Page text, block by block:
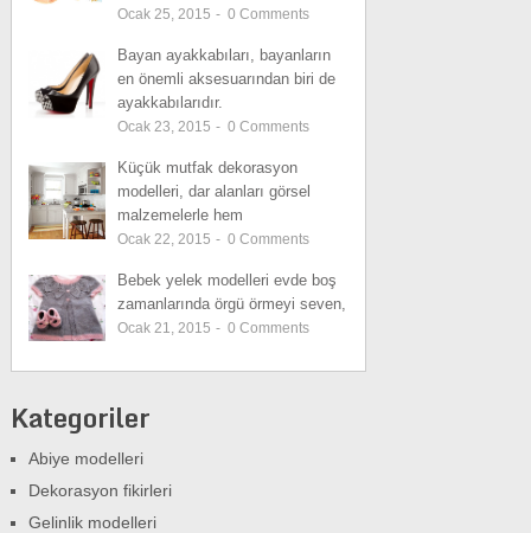
Ocak 25, 2015 - 0 Comments
Bayan ayakkabıları, bayanların
en önemli aksesuarından biri de
ayakkabılarıdır.
Ocak 23, 2015 - 0 Comments
Küçük mutfak dekorasyon
modelleri, dar alanları görsel
malzemelerle hem
Ocak 22, 2015 - 0 Comments
Bebek yelek modelleri evde boş
zamanlarında örgü örmeyi seven,
Ocak 21, 2015 - 0 Comments
Kategoriler
Abiye modelleri
Dekorasyon fikirleri
Gelinlik modelleri